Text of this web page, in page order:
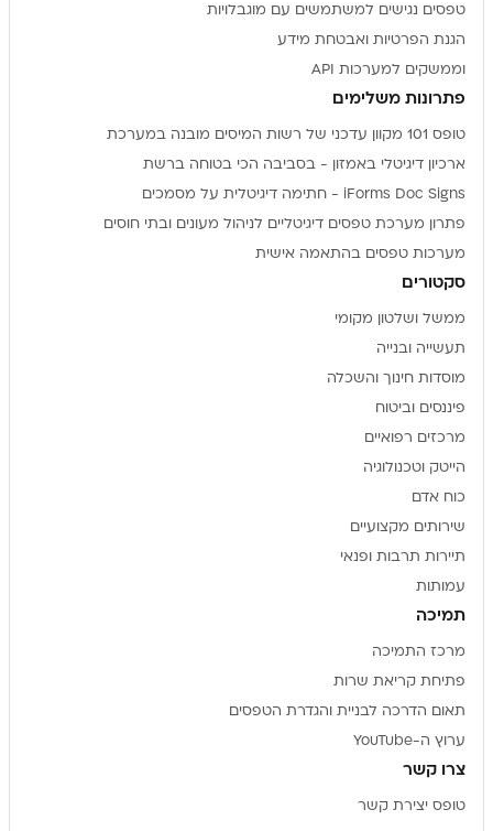
טפסים נגישים למשתמשים עם מוגבלויות
הגנת הפרטיות ואבטחת מידע
וממשקים למערכות API
פתרונות משלימים
טופס 101 מקוון עדכני של רשות המיסים מובנה במערכת
ארכיון דיגיטלי באמזון - בסביבה הכי בטוחה ברשת
iForms Doc Signs - חתימה דיגיטלית על מסמכים
פתרון מערכת טפסים דיגיטליים לניהול מעונים ובתי חוסים
מערכות טפסים בהתאמה אישית
סקטורים
ממשל ושלטון מקומי
תעשייה ובנייה
מוסדות חינוך והשכלה
פיננסים וביטוח
מרכזים רפואיים
הייטק וטכנולוגיה
כוח אדם
שירותים מקצועיים
תיירות תרבות ופנאי
עמותות
תמיכה
מרכז התמיכה
פתיחת קריאת שרות
תאום הדרכה לבניית והגדרת הטפסים
ערוץ ה-YouTube
צרו קשר
טופס יצירת קשר